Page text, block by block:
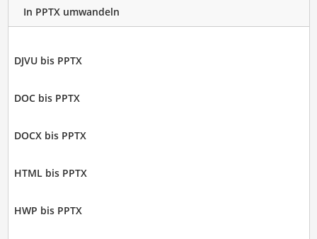
In PPTX umwandeln
DJVU bis PPTX
DOC bis PPTX
DOCX bis PPTX
HTML bis PPTX
HWP bis PPTX